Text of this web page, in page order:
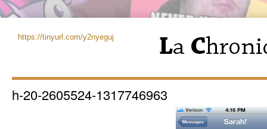
https://tinyurl.com/y2nyeguj
h-20-2605524-1317746963